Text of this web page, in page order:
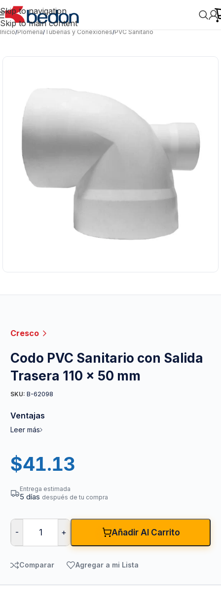
Skip to navigation
Skip to main content
Inicio/Plomería/Tuberías y Conexiones/PVC Sanitario
Cresco
Codo PVC Sanitario con Salida
Trasera 110 x 50 mm
SKU: B-62098
Ventajas
Leer más
$41.13
Entrega estimada
5 días después de tu compra
- + Añadir Al Carrito
Comparar Agregar a mi Lista